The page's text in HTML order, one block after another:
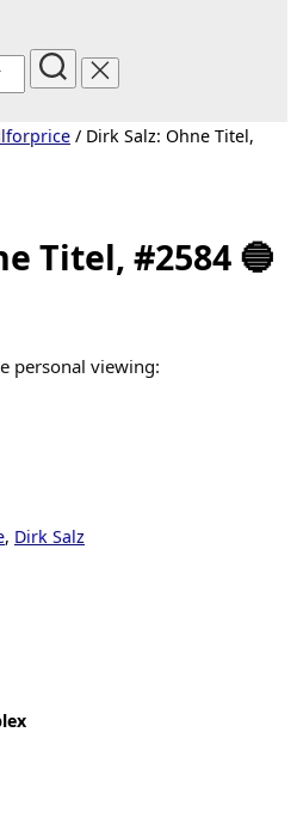
/ Dirk Salz: Ohne Titel,
Titel, #2584 🔵
personal viewing:
, Dirk Salz